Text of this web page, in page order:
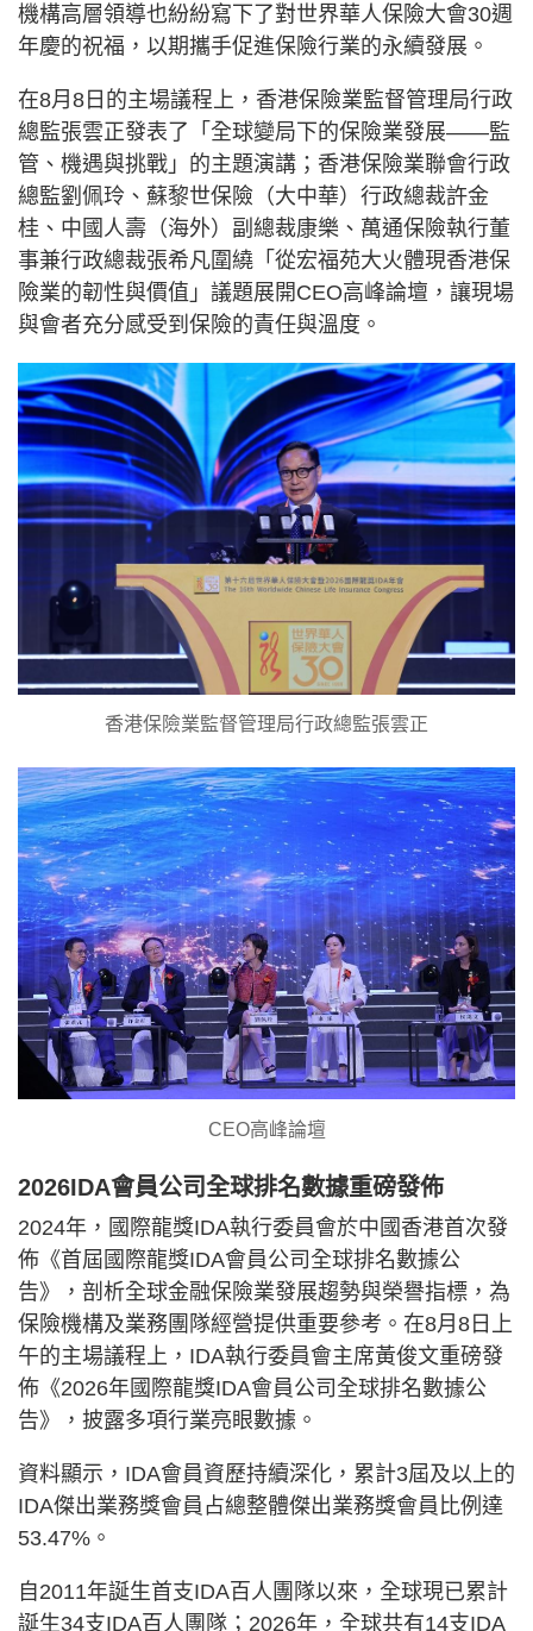
機構高層領導也紛紛寫下了對世界華人保險大會30週
年慶的祝福，以期攜手促進保險行業的永續發展。
在8月8日的主場議程上，香港保險業監督管理局行政
總監張雲正發表了「全球變局下的保險業發展——監
管、機遇與挑戰」的主題演講；香港保險業聯會行政
總監劉佩玲、蘇黎世保險（大中華）行政總裁許金
桂、中國人壽（海外）副總裁康樂、萬通保險執行董
事兼行政總裁張希凡圍繞「從宏福苑大火體現香港保
險業的韌性與價值」議題展開CEO高峰論壇，讓現場
與會者充分感受到保險的責任與溫度。
香港保險業監督管理局行政總監張雲正
CEO高峰論壇
2026IDA會員公司全球排名數據重磅發佈
2024年，國際龍獎IDA執行委員會於中國香港首次發
佈《首屆國際龍獎IDA會員公司全球排名數據公
告》，剖析全球金融保險業發展趨勢與榮譽指標，為
保險機構及業務團隊經營提供重要參考。在8月8日上
午的主場議程上，IDA執行委員會主席黃俊文重磅發
佈《2026年國際龍獎IDA會員公司全球排名數據公
告》，披露多項行業亮眼數據。
資料顯示，IDA會員資歷持續深化，累計3屆及以上的
IDA傑出業務獎會員占總整體傑出業務獎會員比例達
53.47%。
自2011年誕生首支IDA百人團隊以來，全球現已累計
誕生34支IDA百人團隊；2026年，全球共有14支IDA